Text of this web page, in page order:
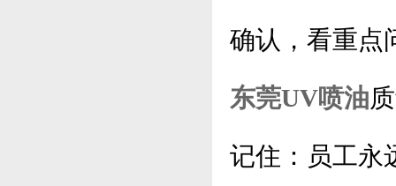
确认，看重点
东莞UV喷油
记住：员工永